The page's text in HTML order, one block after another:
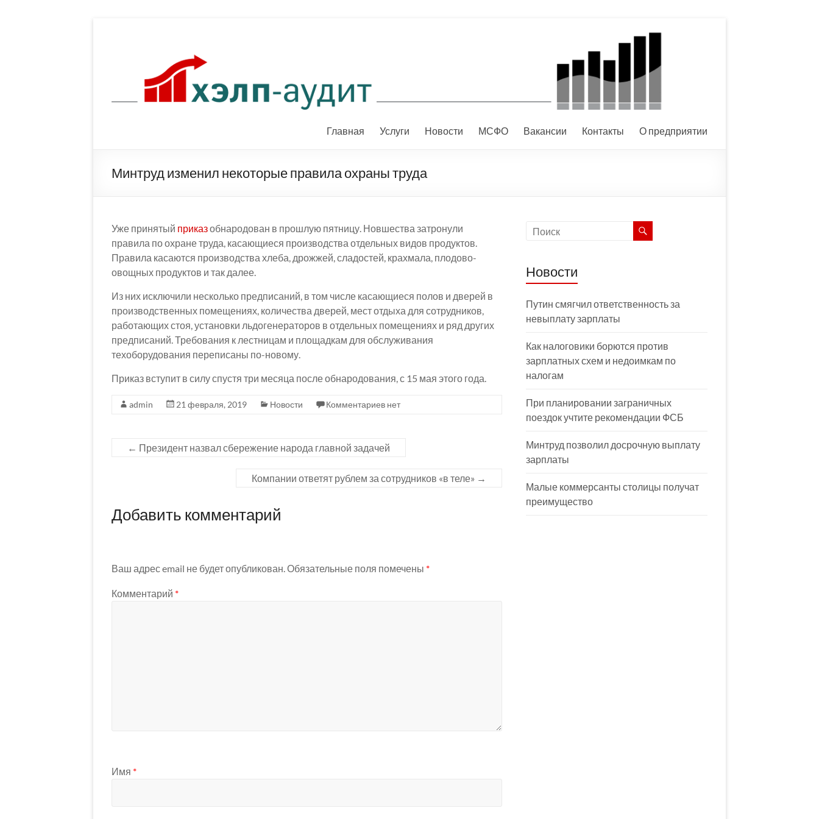
Главная Услуги Новости МСФО Вакансии Контакты О предприятии
Минтруд изменил некоторые правила охраны труда
Уже принятый приказобнародован в прошлую пятницу. Новшества затронули
правила по охране труда, касающиеся производства отдельных видов продуктов.
Правила касаются производства хлеба, дрожжей, сладостей, крахмала, плодово-
овощных продуктов и так далее.
Из них исключили несколько предписаний, в том числе касающиеся полов и дверей в
производственных помещениях, количества дверей, мест отдыха для сотрудников,
работающих стоя, установки льдогенераторов в отдельных помещениях и ряд других
предписаний. Требования к лестницам и площадкам для обслуживания
техоборудования переписаны по-новому.
Приказ вступит в силу спустя три месяца после обнародования, с 15 мая этого года.
admin 21 февраля, 2019 Новости Комментариев нет
← Президент назвал сбережение народа главной задачей
Компании ответят рублем за сотрудников «в теле» →
Добавить комментарий
Ваш адрес email не будет опубликован. Обязательные поля помечены *
Комментарий *
Имя *
Новости
Путин смягчил ответственность за
невыплату зарплаты
Как налоговики борются против
зарплатных схем и недоимкам по
налогам
При планировании заграничных
поездок учтите рекомендации ФСБ
Минтруд позволил досрочную выплату
зарплаты
Малые коммерсанты столицы получат
преимущество